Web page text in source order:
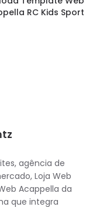
RC Kids Sport
agência de
Loja Web
Acappella da
que integra